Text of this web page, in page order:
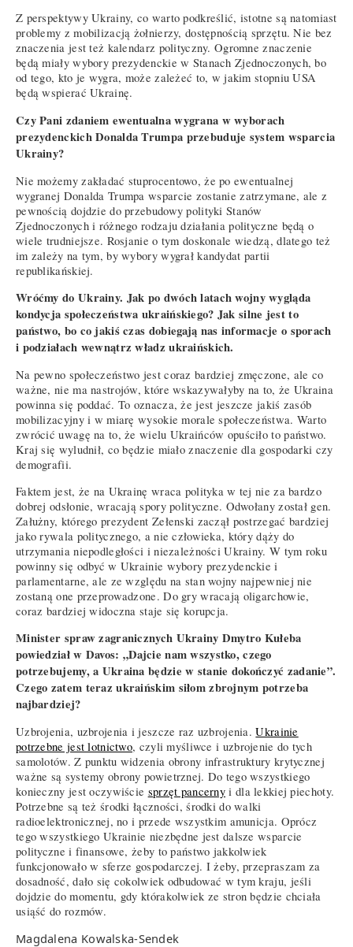
Z perspektywy Ukrainy, co warto podkreślić, istotne są natomiast
problemy z mobilizacją żołnierzy, dostępnością sprzętu. Nie bez
znaczenia jest też kalendarz polityczny. Ogromne znaczenie
będą miały wybory prezydenckie w Stanach Zjednoczonych, bo
od tego, kto je wygra, może zależeć to, w jakim stopniu USA
będą wspierać Ukrainę.
Czy Pani zdaniem ewentualna wygrana w wyborach
prezydenckich Donalda Trumpa przebuduje system wsparcia
Ukrainy?
Nie możemy zakładać stuprocentowo, że po ewentualnej
wygranej Donalda Trumpa wsparcie zostanie zatrzymane, ale z
pewnością dojdzie do przebudowy polityki Stanów
Zjednoczonych i różnego rodzaju działania polityczne będą o
wiele trudniejsze. Rosjanie o tym doskonale wiedzą, dlatego też
im zależy na tym, by wybory wygrał kandydat partii
republikańskiej.
Wróćmy do Ukrainy. Jak po dwóch latach wojny wygląda
kondycja społeczeństwa ukraińskiego? Jak silne jest to
państwo, bo co jakiś czas dobiegają nas informacje o sporach
i podziałach wewnątrz władz ukraińskich.
Na pewno społeczeństwo jest coraz bardziej zmęczone, ale co
ważne, nie ma nastrojów, które wskazywałyby na to, że Ukraina
powinna się poddać. To oznacza, że jest jeszcze jakiś zasób
mobilizacyjny i w miarę wysokie morale społeczeństwa. Warto
zwrócić uwagę na to, że wielu Ukraińców opuściło to państwo.
Kraj się wyludnił, co będzie miało znaczenie dla gospodarki czy
demografii.
Faktem jest, że na Ukrainę wraca polityka w tej nie za bardzo
dobrej odsłonie, wracają spory polityczne. Odwołany został gen.
Załużny, którego prezydent Zełenski zaczął postrzegać bardziej
jako rywala politycznego, a nie człowieka, który dąży do
utrzymania niepodległości i niezależności Ukrainy. W tym roku
powinny się odbyć w Ukrainie wybory prezydenckie i
parlamentarne, ale ze względu na stan wojny najpewniej nie
zostaną one przeprowadzone. Do gry wracają oligarchowie,
coraz bardziej widoczna staje się korupcja.
Minister spraw zagranicznych Ukrainy Dmytro Kułeba
powiedział w Davos: „Dajcie nam wszystko, czego
potrzebujemy, a Ukraina będzie w stanie dokończyć zadanie”.
Czego zatem teraz ukraińskim siłom zbrojnym potrzeba
najbardziej?
Uzbrojenia, uzbrojenia i jeszcze raz uzbrojenia.Ukrainie
potrzebne jest lotnictwo, czyli myśliwce i uzbrojenie do tych
samolotów. Z punktu widzenia obrony infrastruktury krytycznej
ważne są systemy obrony powietrznej. Do tego wszystkiego
konieczny jest oczywiście sprzęt pancerny i dla lekkiej piechoty.
Potrzebne są też środki łączności, środki do walki
radioelektronicznej, no i przede wszystkim amunicja. Oprócz
tego wszystkiego Ukrainie niezbędne jest dalsze wsparcie
polityczne i finansowe, żeby to państwo jakkolwiek
funkcjonowało w sferze gospodarczej. I żeby, przepraszam za
dosadność, dało się cokolwiek odbudować w tym kraju, jeśli
dojdzie do momentu, gdy którakolwiek ze stron będzie chciała
usiąść do rozmów.
Magdalena Kowalska-Sendek